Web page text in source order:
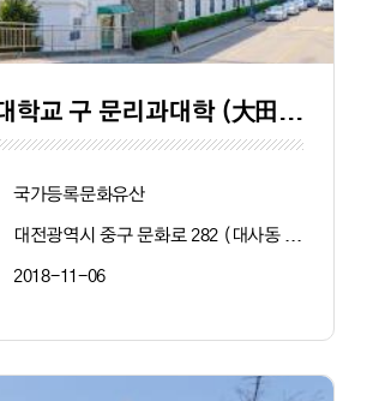
대전 충남대학교 구 문리과대학 (大田 忠南大學校 舊 文理科大學)
국가등록문화유산
대전광역시 중구 문화로 282 (대사동 640)
2018-11-06